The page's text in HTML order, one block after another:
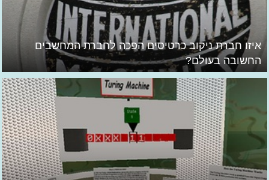
איזו חברת ניקוב כרטיסים הפכה לחברת המחשבים
החשובה בעולם?